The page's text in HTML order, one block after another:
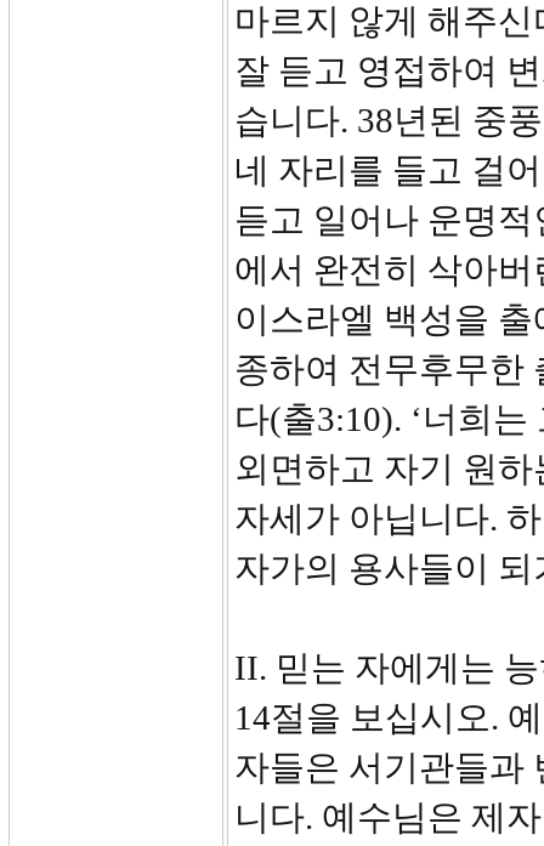
마르지 않게 해주
잘 듣고 영접하여
습니다. 38년된 중
네 자리를 들고 걸
듣고 일어나 운명
에서 완전히 삭아
이스라엘 백성을
종하여 전무후무한
다(출3:10). ‘너희
외면하고 자기 원
자세가 아닙니다.
자가의 용사들이
II. 믿는 자에게는
14절을 보십시오.
자들은 서기관들과
니다. 예수님은 제